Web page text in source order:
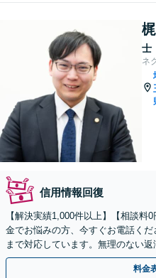
士
ネ
信用情報回復
【解決実績1,000件以上】【相談料
金でお悩みの方、今すぐお電話く
まで対応しています。無理のない
く交渉いたします。
料金